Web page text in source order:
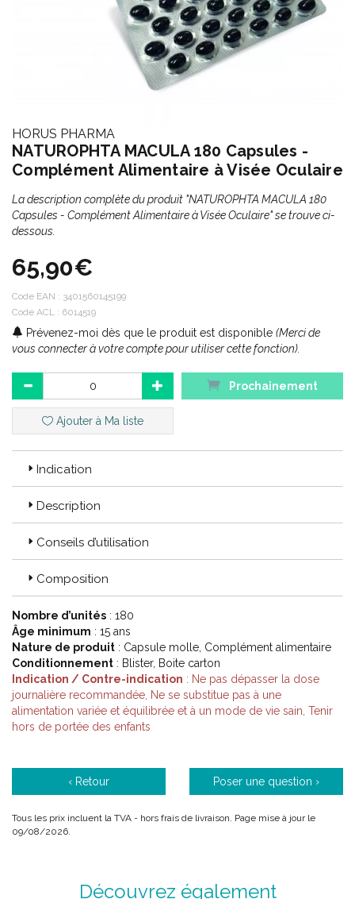
HORUS PHARMA
NATUROPHTA MACULA 180 Capsules -
Complément Alimentaire à Visée Oculaire
La description complète du produit "NATUROPHTA MACULA 180
Capsules - Complément Alimentaire à Visée Oculaire" se trouve ci-
dessous.
65,90€
Code EAN : 3401560145199
Code ACL : 6014519
Prévenez-moi dès que le produit est disponible (Merci de
vous connecter à votre compte pour utiliser cette fonction).
Prochainement
Ajouter à Ma liste
Indication
Description
Conseils d’utilisation
Composition
Nombre d’unités : 180
Âge minimum : 15 ans
Nature de produit : Capsule molle, Complément alimentaire
Conditionnement : Blister, Boite carton
Indication / Contre-indication : Ne pas dépasser la dose
journalière recommandée, Ne se substitue pas à une
alimentation variée et équilibrée et à un mode de vie sain, Tenir
hors de portée des enfants
‹ Retour Poser une question ›
Tous les prix incluent la TVA - hors frais de livraison. Page mise à jour le
09/08/2026.
Découvrez également